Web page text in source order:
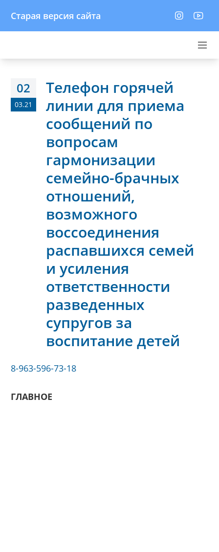
Старая версия сайта
02
03.21
Телефон горячей
линии для приема
сообщений по
вопросам
гармонизации
семейно-брачных
отношений,
возможного
воссоединения
распавшихся семей
и усиления
ответственности
разведенных
супругов за
воспитание детей
8-963-596-73-18
ГЛАВНОЕ